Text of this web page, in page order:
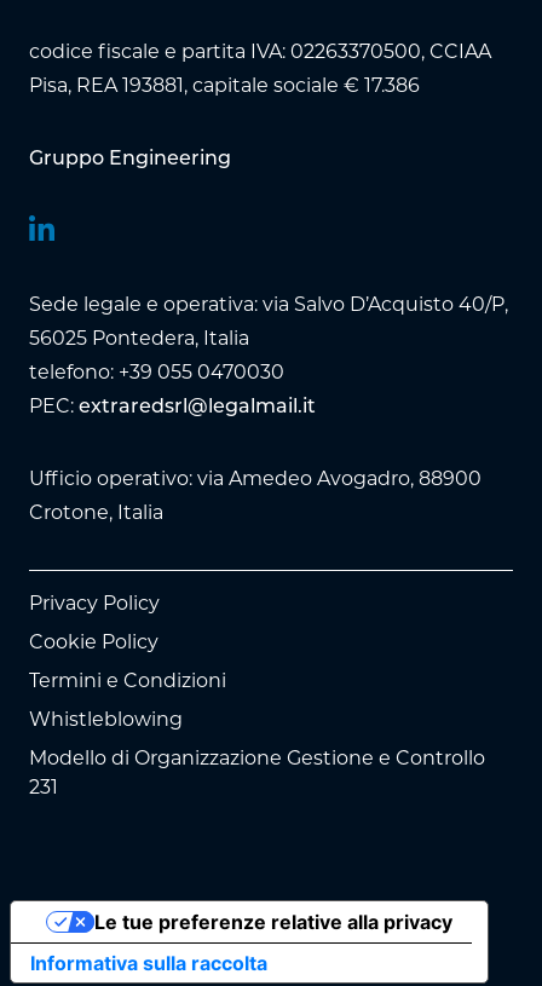
codice fiscale e partita IVA: 02263370500, CCIAA
Pisa, REA 193881, capitale sociale € 17.386
Gruppo Engineering
Sede legale e operativa: via Salvo D’Acquisto 40/P,
56025 Pontedera, Italia
telefono: +39 055 0470030
PEC: extraredsrl@legalmail.it
Ufficio operativo: via Amedeo Avogadro, 88900
Crotone, Italia
Privacy Policy
Cookie Policy
Termini e Condizioni
Whistleblowing
Modello di Organizzazione Gestione e Controllo
231
Informativa sulla raccolta
Le tue preferenze relative alla privacy